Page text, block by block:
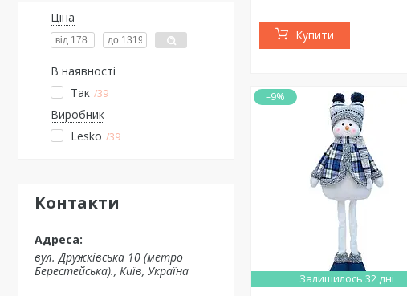
Ціна
В наявності
Так 39
Виробник
Lesko 39
Контакти
вул. Дружківська 10 (метро
Берестейська)., Київ, Україна
Купити
–9%
Залишилось 32 дні